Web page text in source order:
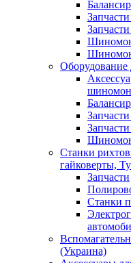
Станки
гайковерты,
Запчасти
Станки
(Украина)